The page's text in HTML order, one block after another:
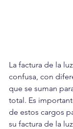
La factura de la
confusa, con
que se suman
total. Es
de estos cargos
su factura de la